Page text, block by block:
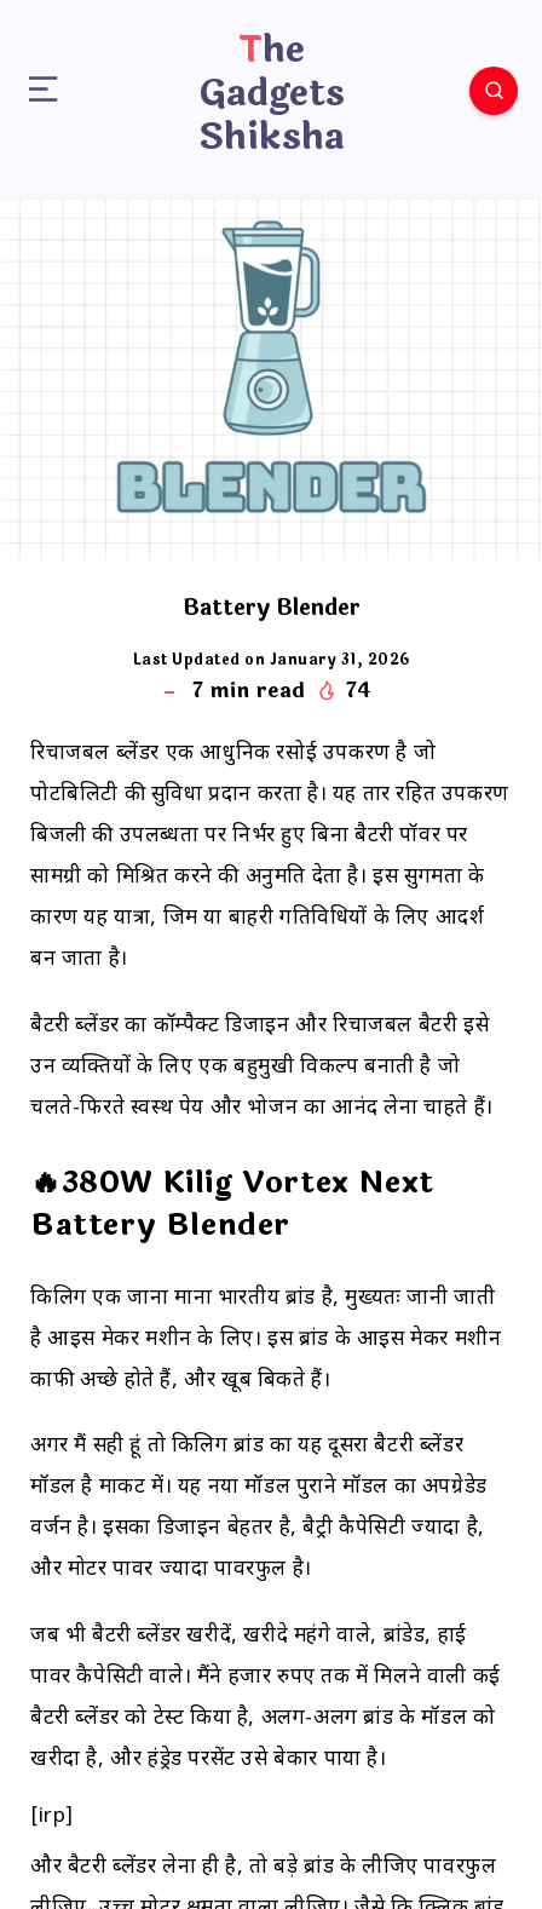
The
Gadgets
Shiksha
Battery Blender
Last Updated on January 31, 2026
7 min read 74
रिचार्जेबल ब्लेंडर एक आधुनिक रसोई उपकरण है जो
पोर्टेबिलिटी की सुविधा प्रदान करता है। यह तार रहित उपकरण
बिजली की उपलब्धता पर निर्भर हुए बिना बैटरी पॉवर पर
सामग्री को मिश्रित करने की अनुमति देता है। इस सुगमता के
कारण यह यात्रा, जिम या बाहरी गतिविधियों के लिए आदर्श
बन जाता है।
बैटरी ब्लेंडर का कॉम्पैक्ट डिजाइन और रिचार्जेबल बैटरी इसे
उन व्यक्तियों के लिए एक बहुमुखी विकल्प बनाती है जो
चलते-फिरते स्वस्थ पेय और भोजन का आनंद लेना चाहते हैं।
🔥380W Kilig Vortex Next
Battery Blender
किलिग एक जाना माना भारतीय ब्रांड है, मुख्यतः जानी जाती
है आइस मेकर मशीन के लिए। इस ब्रांड के आइस मेकर मशीन
काफी अच्छे होते हैं, और खूब बिकते हैं।
अगर मैं सही हूं तो किलिग ब्रांड का यह दूसरा बैटरी ब्लेंडर
मॉडल है मार्केट में। यह नया मॉडल पुराने मॉडल का अपग्रेडेड
वर्जन है। इसका डिजाइन बेहतर है, बैट्री कैपेसिटी ज्यादा है,
और मोटर पावर ज्यादा पावरफुल है।
जब भी बैटरी ब्लेंडर खरीदें, खरीदे महंगे वाले, ब्रांडेड, हाई
पावर कैपेसिटी वाले। मैंने हजार रुपए तक में मिलने वाली कई
बैटरी ब्लेंडर को टेस्ट किया है, अलग-अलग ब्रांड के मॉडल को
खरीदा है, और हंड्रेड परसेंट उसे बेकार पाया है।
[irp]
और बैटरी ब्लेंडर लेना ही है, तो बड़े ब्रांड के लीजिए पावरफुल